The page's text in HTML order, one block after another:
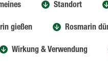
Standort
gießen Rosmarin
Wirkung & Verwendung